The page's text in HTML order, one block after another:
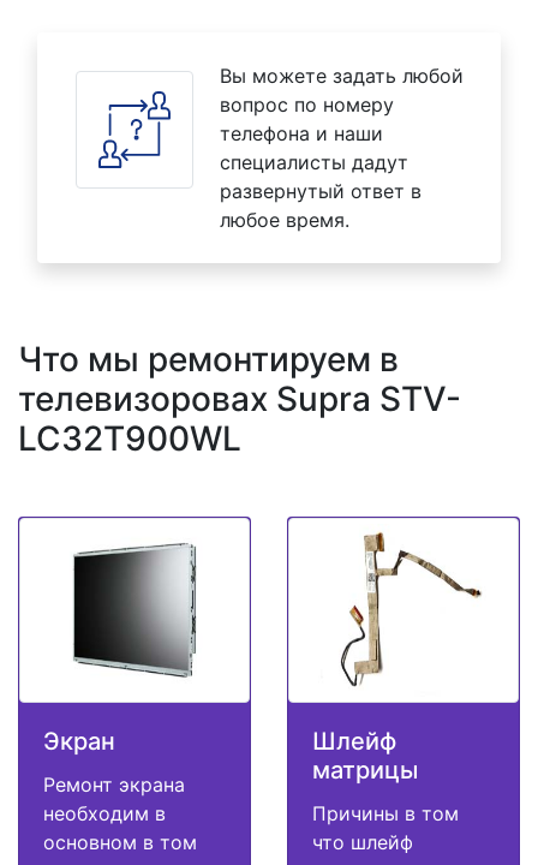
Вы можете задать любой
вопрос по номеру
телефона и наши
специалисты дадут
развернутый ответ в
любое время.
Что мы ремонтируем в
телевизоровах Supra STV-
LC32T900WL
Экран
Ремонт экрана
необходим в
основном в том
Шлейф
матрицы
Причины в том
что шлейф